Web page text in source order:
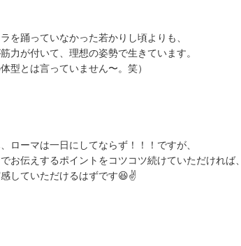
を踊っていなかった若かりし頃よりも、
力が付いて、理想の姿勢で生きています。
体型とは言っていません〜。笑）
ローマは一日にしてならず！！！ですが、
お伝えするポイントをコツコツ続けていただければ、
していただけるはずです😆✌️